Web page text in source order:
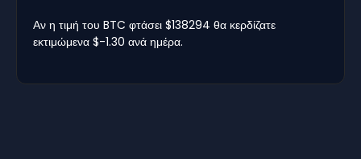
Αν η τιμή του BTC φτάσει $138294 θα κερδίζατε
εκτιμώμενα $-1.30 ανά ημέρα.